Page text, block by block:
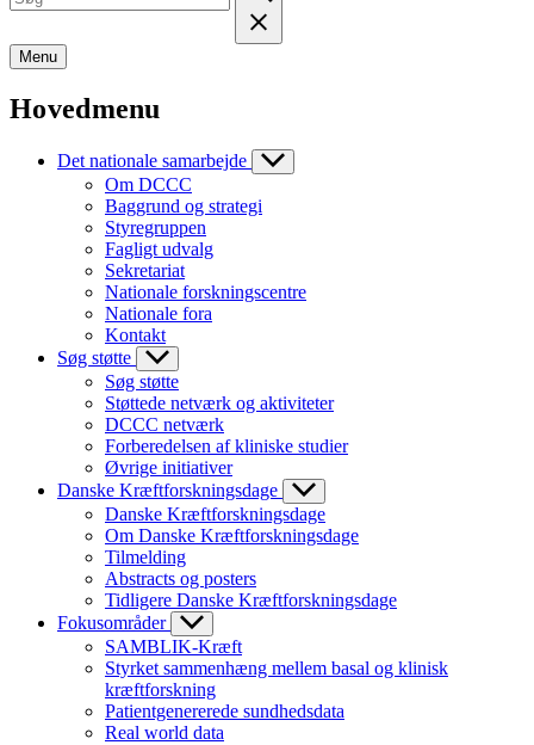
Menu
Hovedmenu
Det nationale samarbejde
Om DCCC
Baggrund og strategi
Styregruppen
Fagligt udvalg
Sekretariat
Nationale forskningscentre
Nationale fora
Kontakt
Søg støtte
Søg støtte
Støttede netværk og aktiviteter
DCCC netværk
Forberedelsen af kliniske studier
Øvrige initiativer
Danske Kræftforskningsdage
Danske Kræftforskningsdage
Om Danske Kræftforskningsdage
Tilmelding
Abstracts og posters
Tidligere Danske Kræftforskningsdage
Fokusområder
SAMBLIK-Kræft
Styrket sammenhæng mellem basal og klinisk
kræftforskning
Patientgenererede sundhedsdata
Real world data